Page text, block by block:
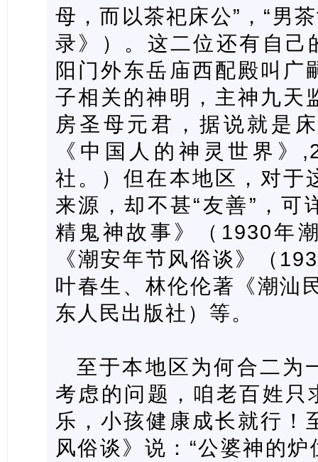
母，而以茶祀床公”，“男
录》）。这二位还有自己
阳门外东岳庙西配殿叫广
子相关的神明，主神九天
房圣母元君，据说就是
《中国人的神灵世界》
社。）但在本地区，对于
来源，却不甚“友善”，可
精鬼神故事》（1930年
《潮安年节风俗谈》（
叶春生、林伦伦著《潮汕
东人民出版社）等。
至于本地区为何合二为
考虑的问题，咱老百姓只
乐，小孩健康成长就行！
风俗谈》说：“公婆神的